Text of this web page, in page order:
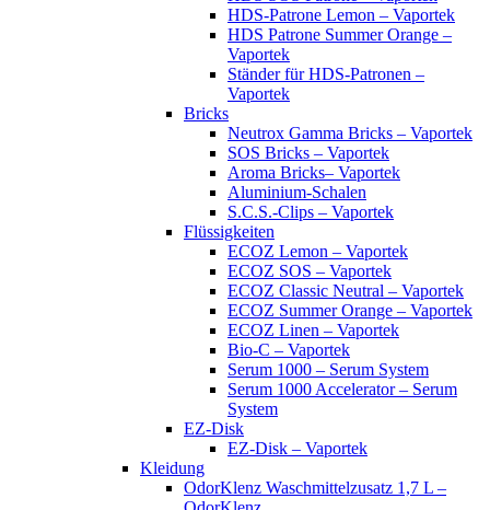
HDS-Patrone Lemon – Vaportek
HDS Patrone Summer Orange –
Vaportek
Ständer für HDS-Patronen –
Vaportek
Bricks
Neutrox Gamma Bricks – Vaportek
SOS Bricks – Vaportek
Aroma Bricks– Vaportek
Aluminium-Schalen
S.C.S.-Clips – Vaportek
Flüssigkeiten
ECOZ Lemon – Vaportek
ECOZ SOS – Vaportek
ECOZ Classic Neutral – Vaportek
ECOZ Summer Orange – Vaportek
ECOZ Linen – Vaportek
Bio-C – Vaportek
Serum 1000 – Serum System
Serum 1000 Accelerator – Serum
System
EZ-Disk
EZ-Disk – Vaportek
Kleidung
OdorKlenz Waschmittelzusatz 1,7 L –